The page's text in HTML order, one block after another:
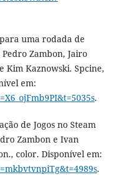
uma rodada de
Pedro Zambon, Jairo
Kim Kaznowski. Spcine,
em:
.
de Jogos no Steam
Zambon e Ivan
color. Disponível em:
.